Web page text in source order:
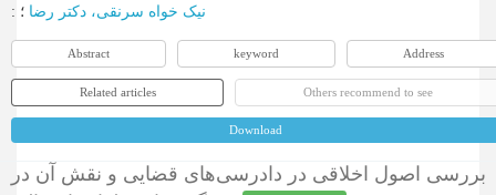
:
نیک خواه سرنقی، دکتر رضا ؛
Abstract keyword Address
Related articles Others recommend to see
Download
بررسی اصول اخلاقی در دادرسی‌های قضایی و نقش آن در